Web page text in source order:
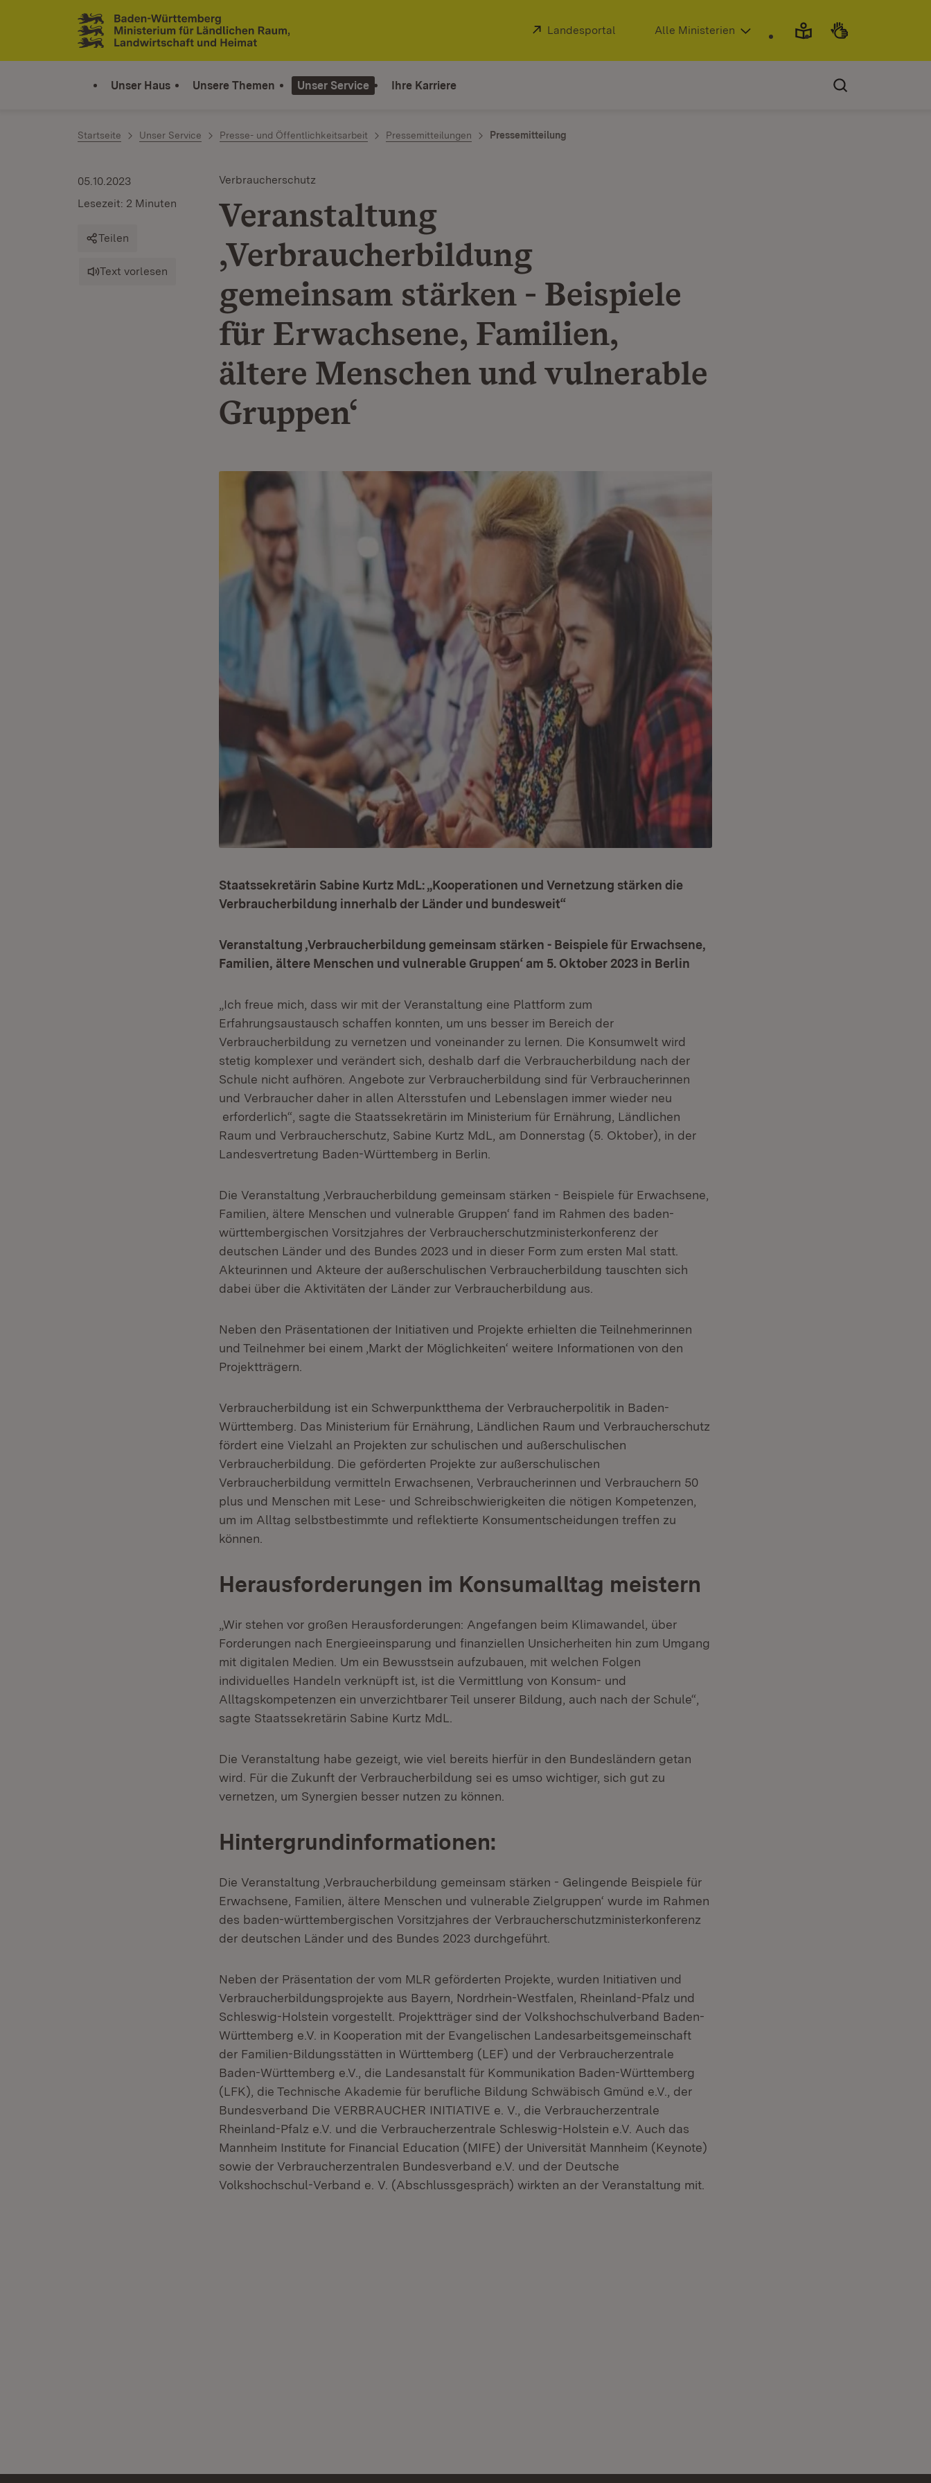
Zum Inhalt springen
Link zur Startseite
Extern:
Landesportal (Öffnet in neuem Fenster)
Alle Ministerien
Unser Haus Unsere Themen Unser Service Ihre Karriere
Startseite Unser Service Presse- und Öffentlichkeitsarbeit Pressemitteilungen Pressemitteilung
Verbraucherschutz
Veranstaltung
‚Verbraucherbildung
gemeinsam stärken - Beispiele
für Erwachsene, Familien,
ältere Menschen und vulnerable
Gruppen‘
05.10.2023
Lesezeit: 2 Minuten
Teilen
Text vorlesen
Staatssekretärin Sabine Kurtz MdL: „Kooperationen und Vernetzung stärken die
Verbraucherbildung innerhalb der Länder und bundesweit“
Veranstaltung ‚Verbraucherbildung gemeinsam stärken - Beispiele für Erwachsene,
Familien, ältere Menschen und vulnerable Gruppen‘ am 5. Oktober 2023 in Berlin
„Ich freue mich, dass wir mit der Veranstaltung eine Plattform zum
Erfahrungsaustausch schaffen konnten, um uns besser im Bereich der
Verbraucherbildung zu vernetzen und voneinander zu lernen. Die Konsumwelt wird
stetig komplexer und verändert sich, deshalb darf die Verbraucherbildung nach der
Schule nicht aufhören. Angebote zur Verbraucherbildung sind für Verbraucherinnen
und Verbraucher daher in allen Altersstufen und Lebenslagen immer wieder neu
erforderlich“, sagte die Staatssekretärin im Ministerium für Ernährung, Ländlichen
Raum und Verbraucherschutz, Sabine Kurtz MdL, am Donnerstag (5. Oktober), in der
Landesvertretung Baden-Württemberg in Berlin.
Die Veranstaltung ‚Verbraucherbildung gemeinsam stärken - Beispiele für Erwachsene,
Familien, ältere Menschen und vulnerable Gruppen‘ fand im Rahmen des baden-
württembergischen Vorsitzjahres der Verbraucherschutzministerkonferenz der
deutschen Länder und des Bundes 2023 und in dieser Form zum ersten Mal statt.
Akteurinnen und Akteure der außerschulischen Verbraucherbildung tauschten sich
dabei über die Aktivitäten der Länder zur Verbraucherbildung aus.
Neben den Präsentationen der Initiativen und Projekte erhielten die Teilnehmerinnen
und Teilnehmer bei einem ‚Markt der Möglichkeiten‘ weitere Informationen von den
Projektträgern.
Verbraucherbildung ist ein Schwerpunktthema der Verbraucherpolitik in Baden-
Württemberg. Das Ministerium für Ernährung, Ländlichen Raum und Verbraucherschutz
fördert eine Vielzahl an Projekten zur schulischen und außerschulischen
Verbraucherbildung. Die geförderten Projekte zur außerschulischen
Verbraucherbildung vermitteln Erwachsenen, Verbraucherinnen und Verbrauchern 50
plus und Menschen mit Lese- und Schreibschwierigkeiten die nötigen Kompetenzen,
um im Alltag selbstbestimmte und reflektierte Konsumentscheidungen treffen zu
können.
Herausforderungen im Konsumalltag meistern
„Wir stehen vor großen Herausforderungen: Angefangen beim Klimawandel, über
Forderungen nach Energieeinsparung und finanziellen Unsicherheiten hin zum Umgang
mit digitalen Medien. Um ein Bewusstsein aufzubauen, mit welchen Folgen
individuelles Handeln verknüpft ist, ist die Vermittlung von Konsum- und
Alltagskompetenzen ein unverzichtbarer Teil unserer Bildung, auch nach der Schule“,
sagte Staatssekretärin Sabine Kurtz MdL.
Die Veranstaltung habe gezeigt, wie viel bereits hierfür in den Bundesländern getan
wird. Für die Zukunft der Verbraucherbildung sei es umso wichtiger, sich gut zu
vernetzen, um Synergien besser nutzen zu können.
Hintergrundinformationen:
Die Veranstaltung ‚Verbraucherbildung gemeinsam stärken - Gelingende Beispiele für
Erwachsene, Familien, ältere Menschen und vulnerable Zielgruppen‘ wurde im Rahmen
des baden-württembergischen Vorsitzjahres der Verbraucherschutzministerkonferenz
der deutschen Länder und des Bundes 2023 durchgeführt.
Neben der Präsentation der vom MLR geförderten Projekte, wurden Initiativen und
Verbraucherbildungsprojekte aus Bayern, Nordrhein-Westfalen, Rheinland-Pfalz und
Schleswig-Holstein vorgestellt. Projektträger sind der Volkshochschulverband Baden-
Württemberg e.V. in Kooperation mit der Evangelischen Landesarbeitsgemeinschaft
der Familien-Bildungsstätten in Württemberg (LEF) und der Verbraucherzentrale
Baden-Württemberg e.V., die Landesanstalt für Kommunikation Baden-Württemberg
(LFK), die Technische Akademie für berufliche Bildung Schwäbisch Gmünd e.V., der
Bundesverband Die VERBRAUCHER INITIATIVE e. V., die Verbraucherzentrale
Rheinland-Pfalz e.V. und die Verbraucherzentrale Schleswig-Holstein e.V. Auch das
Mannheim Institute for Financial Education (MIFE) der Universität Mannheim (Keynote)
sowie der Verbraucherzentralen Bundesverband e.V. und der Deutsche
Volkshochschul-Verband e. V. (Abschlussgespräch) wirkten an der Veranstaltung mit.